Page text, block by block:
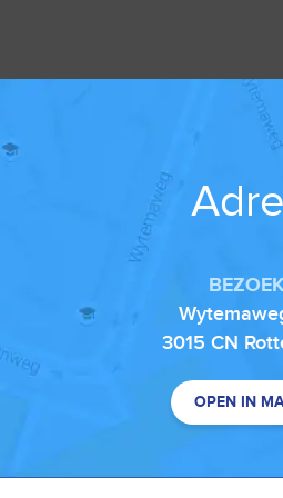
3015 CN
OPEN IN